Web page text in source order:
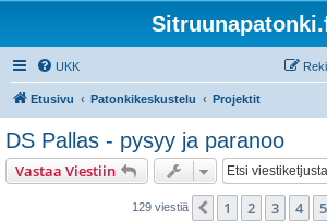
UKK
Etusivu Patonkikeskustelu Projektit
DS Pallas - pysyy ja paranoo
Vastaa Viestiin
129 viestiä Edellinen
1 2 3 4 5